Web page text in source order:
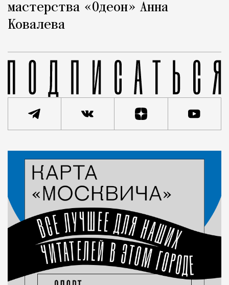
мастерства «Одеон» Анна
Ковалева